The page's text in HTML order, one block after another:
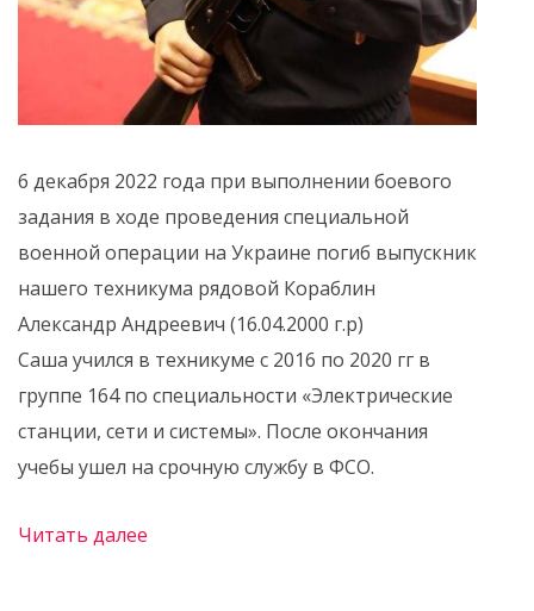
6 декабря 2022 года при выполнении боевого
задания в ходе проведения специальной
военной операции на Украине погиб выпускник
нашего техникума рядовой Кораблин
Александр Андреевич (16.04.2000 г.р)
Саша учился в техникуме с 2016 по 2020 гг в
группе 164 по специальности «Электрические
станции, сети и системы». После окончания
учебы ушел на срочную службу в ФСО.
Читать далее